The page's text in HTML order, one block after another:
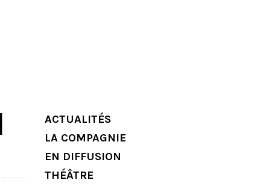
ACTUALITÉS
LA COMPAGNIE
EN DIFFUSION
THÉÂTRE